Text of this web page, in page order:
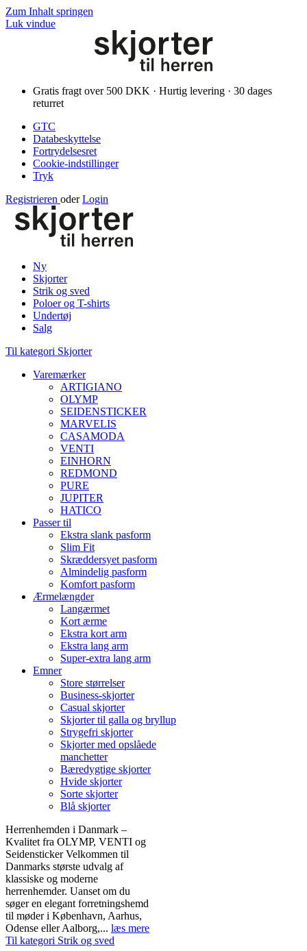
Zum Inhalt springen
Luk vindue
Gratis fragt over 500 DKK · Hurtig levering · 30 dages
returret
GTC
Databeskyttelse
Fortrydelsesret
Cookie-indstillinger
Tryk
Registrieren oder Login
Ny
Skjorter
Strik og sved
Poloer og T-shirts
Undertøj
Salg
Til kategori Skjorter
Varemærker
ARTIGIANO
OLYMP
SEIDENSTICKER
MARVELIS
CASAMODA
VENTI
EINHORN
REDMOND
PURE
JUPITER
HATICO
Passer til
Ekstra slank pasform
Slim Fit
Skræddersyet pasform
Almindelig pasform
Komfort pasform
Ærmelængder
Langærmet
Kort ærme
Ekstra kort arm
Ekstra lang arm
Super-extra lang arm
Emner
Store størrelser
Business-skjorter
Casual skjorter
Skjorter til galla og bryllup
Strygefri skjorter
Skjorter med opslåede
manchetter
Bæredygtige skjorter
Hvide skjorter
Sorte skjorter
Blå skjorter
Herrenhemden i Danmark –
Kvalitet fra OLYMP, VENTI og
Seidensticker Velkommen til
Danmarks største udvalg af
klassiske og moderne
herrenhemder. Uanset om du
søger en elegant forretningshemd
til møder i København, Aarhus,
Odense eller Aalborg,... læs mere
Til kategori Strik og sved